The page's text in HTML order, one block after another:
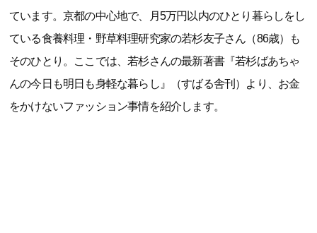
ています。京都の中心地で、月5万円以内のひとり暮らしをし
ている食養料理・野草料理研究家の若杉友子さん（86歳）も
そのひとり。ここでは、若杉さんの最新著書『若杉ばあちゃ
んの今日も明日も身軽な暮らし』（すばる舎刊）より、お金
をかけないファッション事情を紹介します。